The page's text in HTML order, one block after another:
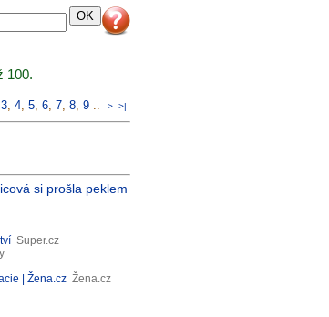
100.
3, 4, 5, 6, 7, 8, 9 .. > >|
si prošla peklem
Super.cz
| Žena.cz Žena.cz